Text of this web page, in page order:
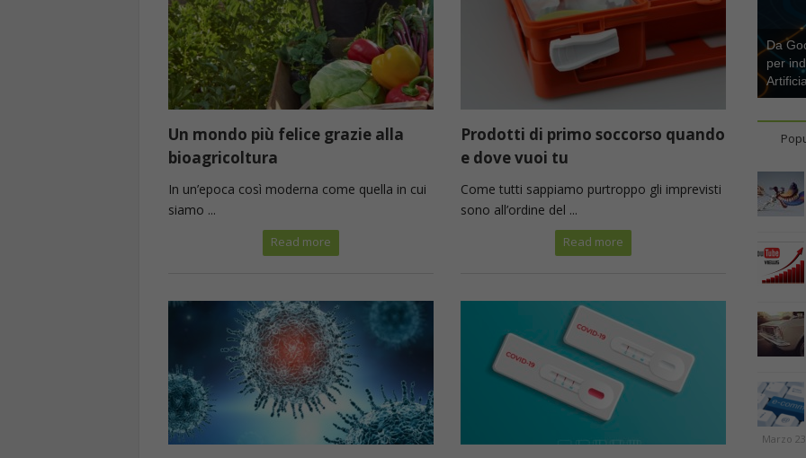
Un mondo più felice grazie alla
bioagricoltura
In un’epoca così moderna come quella in cui
siamo ...
Read more
Prodotti di primo soccorso quando
e dove vuoi tu
Come tutti sappiamo purtroppo gli imprevisti
sono all’ordine del ...
Read more
Da
per
Marzo